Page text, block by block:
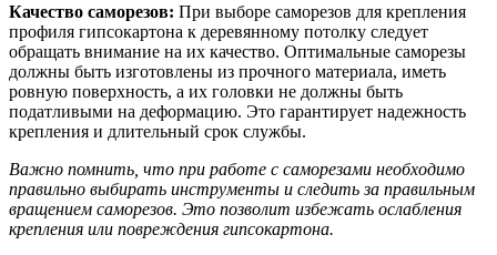
Качество саморезов: При выборе саморезов для крепления
профиля гипсокартона к деревянному потолку следует
обращать внимание на их качество. Оптимальные саморезы
должны быть изготовлены из прочного материала, иметь
ровную поверхность, а их головки не должны быть
податливыми на деформацию. Это гарантирует надежность
крепления и длительный срок службы.
Важно помнить, что при работе с саморезами необходимо
правильно выбирать инструменты и следить за правильным
вращением саморезов. Это позволит избежать ослабления
крепления или повреждения гипсокартона.